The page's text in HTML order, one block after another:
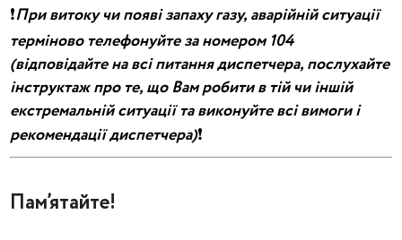
❗При витоку чи появі запаху газу, аварійній ситуації
терміново телефонуйте за номером 104
(відповідайте на всі питання диспетчера, послухайте
інструктаж про те, що Вам робити в тій чи іншій
екстремальній ситуації та виконуйте всі вимоги і
рекомендації диспетчера)❗
Пам’ятайте!